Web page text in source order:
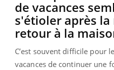
de vacances
s'étioler après
retour à la
C’est souvent difficile pour
vacances de continuer une